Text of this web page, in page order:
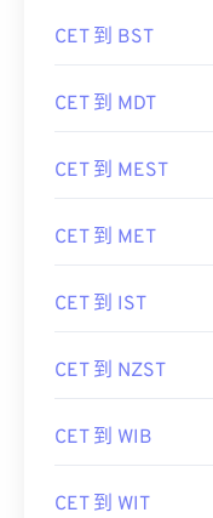
CET 到 BST
CET 到 MDT
CET 到 MEST
CET 到 MET
CET 到 IST
CET 到 NZST
CET 到 WIB
CET 到 WIT